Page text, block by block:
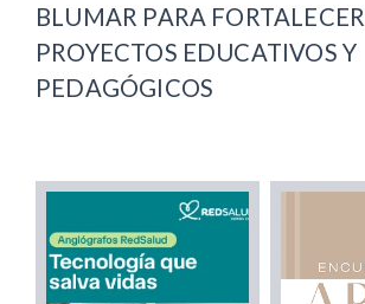
BLUMAR PARA FORTALECER
PROYECTOS EDUCATIVOS Y
PEDAGÓGICOS